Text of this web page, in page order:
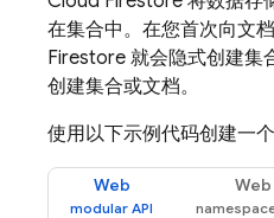
在集合中。在您首次向文
Firestore 就会隐式创建集
创建集合或文档。
使用以下示例代码创建一
Web Web